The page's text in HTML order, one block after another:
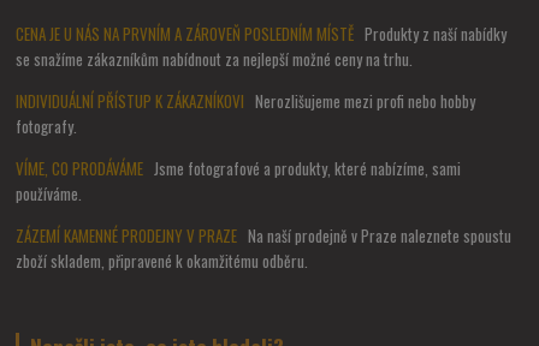
CENA JE U NÁS NA PRVNÍM A ZÁROVEŇ POSLEDNÍM MÍSTĚ Produkty z naší nabídky
se snažíme zákazníkům nabídnout za nejlepší možné ceny na trhu.
INDIVIDUÁLNÍ PŘÍSTUP K ZÁKAZNÍKOVINerozlišujeme mezi profi nebo hobby
fotografy.
VÍME, CO PRODÁVÁMEJsme fotografové a produkty, které nabízíme, sami
používáme.
ZÁZEMÍ KAMENNÉ PRODEJNY V PRAZENa naší prodejně v Praze naleznete spoustu
zboží skladem, připravené k okamžitému odběru.